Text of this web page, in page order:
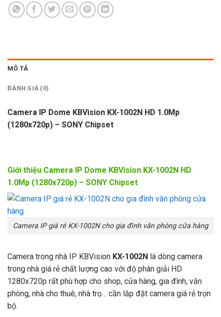
MÔ TẢ
ĐÁNH GIÁ (0)
Camera IP Dome KBVision KX-1002N HD 1.0Mp
(1280x720p) – SONY Chipset
Giới thiệu Camera IP Dome KBVision KX-1002N HD
1.0Mp (1280x720p) – SONY Chipset
Camera IP giá rẻ KX-1002N cho gia đình văn phòng cửa hàng
Camera trong nhà IP KBVision KX-1002N là dòng camera
trong nhà giá rẻ chất lượng cao với độ phân giải HD
1280x720p rất phù hợp cho shop, cửa hàng, gia đình, văn
phòng, nhà cho thuê, nhà trọ… cần lắp đặt camera giá rẻ trọn
bộ.